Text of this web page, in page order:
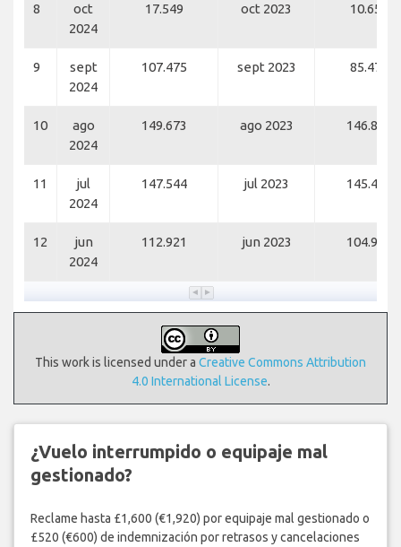
8
oct
2024
17.549 oct 2023 10.656
9
sept
2024
107.475 sept 2023 85.476
10
ago
2024
149.673 ago 2023 146.895
11
jul
2024
147.544 jul 2023 145.425
12
jun
2024
112.921 jun 2023 104.918
This work is licensed under a Creative Commons Attribution
4.0 International License.
¿Vuelo interrumpido o equipaje mal
gestionado?
Reclame hasta £1,600 (€1,920) por equipaje mal gestionado o
£520 (€600) de indemnización por retrasos y cancelaciones